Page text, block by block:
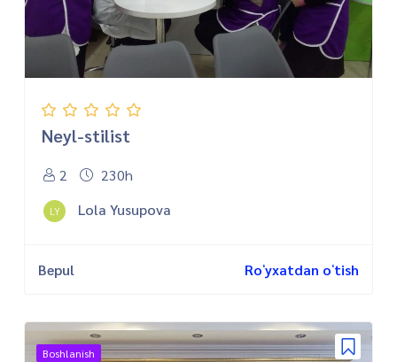
Neyl-stilist
2 230h
LY Lola Yusupova
Bepul Roʻyxatdan oʻtish
Boshlanish